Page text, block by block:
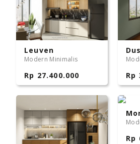
Leuven
Modern Minimalis
Rp 27.400.000 Rp
Rp